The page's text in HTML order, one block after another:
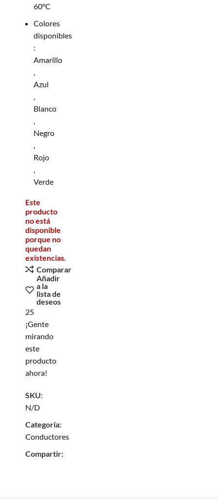
60°C
Colores
disponibles
:
Amarillo
,
Azul
,
Blanco
,
Negro
,
Rojo
,
Verde
Este
producto
no está
disponible
porque no
quedan
existencias.
Comparar
Añadir
a la
lista de
deseos
25
¡Gente
mirando
este
producto
ahora!
SKU:
N/D
Categoría:
Conductores
Compartir: